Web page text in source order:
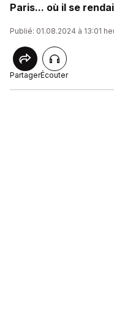
Paris... où il se
Publié: 01.08.2024 à 13:01
PartagerÉcouter